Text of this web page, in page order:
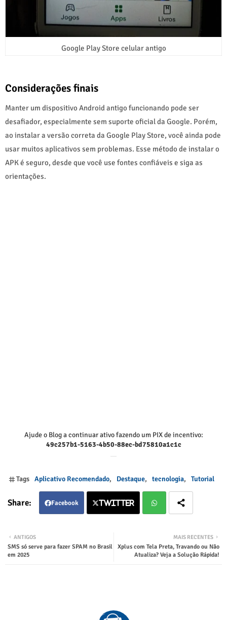
Google Play Store celular antigo
Considerações finais
Manter um dispositivo Android antigo funcionando pode ser
desafiador, especialmente sem suporte oficial da Google. Porém,
ao instalar a versão correta da Google Play Store, você ainda pode
usar muitos aplicativos sem problemas. Esse método de instalar o
APK é seguro, desde que você use fontes confiáveis e siga as
orientações.
Ajude o Blog a continuar ativo fazendo um PIX de incentivo:
49c257b1-5163-4b50-88ec-bd75810a1c1c
Tags Aplicativo Recomendado Destaque tecnologia Tutorial
Facebook Twitter
Twitter
tsap
MAIS RECENTES
Xplus com Tela Preta, Travando ou Não
Atualiza? Veja a Solução Rápida!
ANTIGOS
SMS só serve para fazer SPAM no Brasil
em 2025